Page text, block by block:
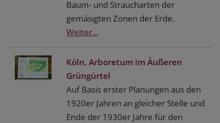
Baum- und Straucharten der
gemäsigten Zonen der Erde.
Weiter...
Köln, Arboretum im Äußeren
Grüngürtel
Auf Basis erster Planungen aus den
1920er Jahren an gleicher Stelle und
Ende der 1930er Jahre für den